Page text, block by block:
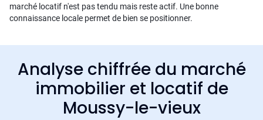
marché locatif n'est pas tendu mais reste actif. Une bonne
connaissance locale permet de bien se positionner.
Analyse chiffrée du marché
immobilier et locatif de
Moussy-le-vieux